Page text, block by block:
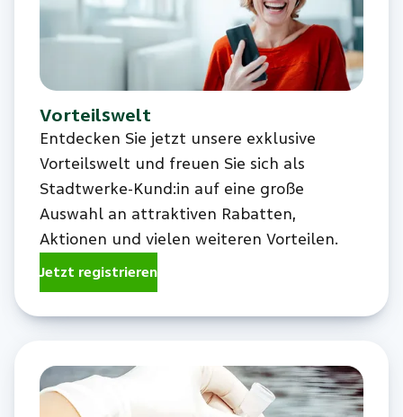
Vorteilswelt
Entdecken Sie jetzt unsere exklusive
Vorteilswelt und freuen Sie sich als
Stadtwerke-Kund:in auf eine große
Auswahl an attraktiven Rabatten,
Aktionen und vielen weiteren Vorteilen.
Jetzt registrieren